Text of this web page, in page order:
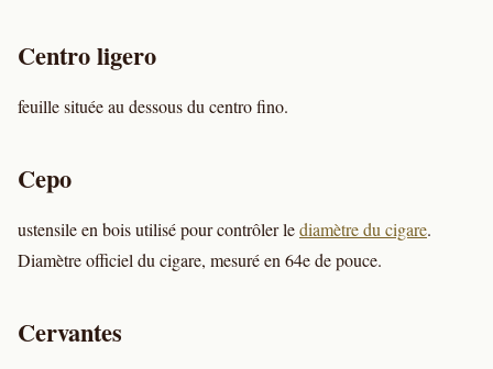
Centro ligero
feuille située au dessous du centro fino.
Cepo
ustensile en bois utilisé pour contrôler lediamètre du cigare.
Diamètre officiel du cigare, mesuré en 64e de pouce.
Cervantes